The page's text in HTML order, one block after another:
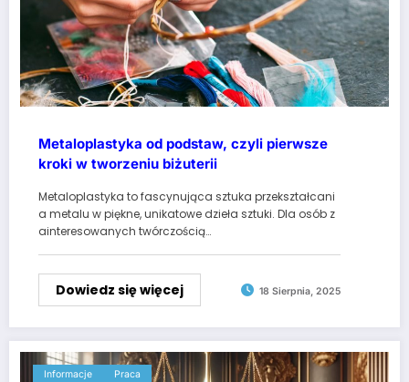
Metaloplastyka od podstaw, czyli pierwsze
kroki w tworzeniu biżuterii
Metaloplastyka to fascynująca sztuka przekształcani
a metalu w piękne, unikatowe dzieła sztuki. Dla osób z
ainteresowanych twórczością…
Dowiedz się więcej 18 Sierpnia, 2025
Informacje Praca